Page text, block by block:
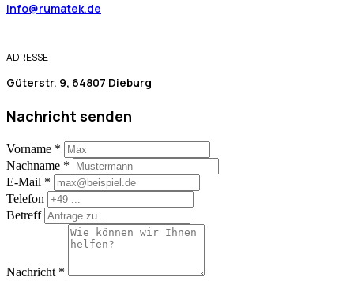
info@rumatek.de
ADRESSE
Güterstr. 9, 64807 Dieburg
Nachricht senden
Vorname *
Nachname *
E-Mail *
Telefon
Betreff
Nachricht *